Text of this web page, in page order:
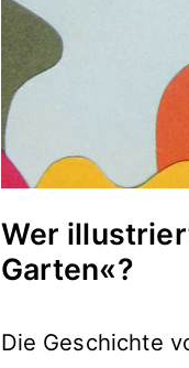
Wer
Garten«?
Die Geschichte